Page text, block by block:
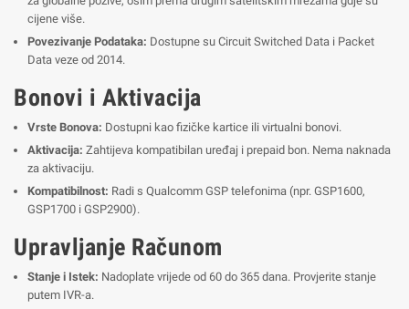
cijene više.
Povezivanje Podataka: Dostupne su Circuit Switched Data i Packet
Data veze od 2014.
Bonovi i Aktivacija
Vrste Bonova: Dostupni kao fizičke kartice ili virtualni bonovi.
Aktivacija: Zahtijeva kompatibilan uređaj i prepaid bon. Nema naknada
za aktivaciju.
Kompatibilnost: Radi s Qualcomm GSP telefonima (npr. GSP1600,
GSP1700 i GSP2900).
Upravljanje Računom
Stanje i Istek: Nadoplate vrijede od 60 do 365 dana. Provjerite stanje
putem IVR-a.